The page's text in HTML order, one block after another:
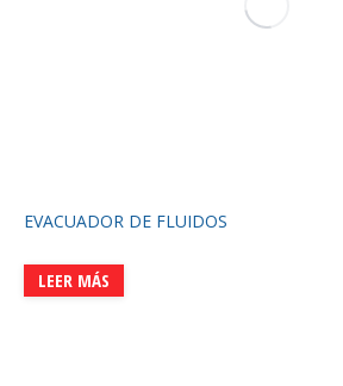
EVACUADOR DE FLUIDOS
LEER MÁS